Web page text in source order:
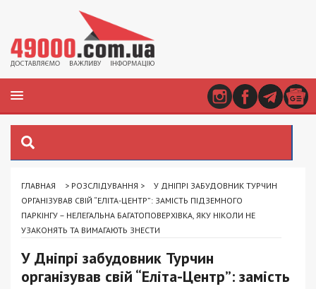
ГЛАВНАЯ > РОЗСЛІДУВАННЯ >
У ДНІПРІ ЗАБУДОВНИК ТУРЧИН
ОРГАНІЗУВАВ СВІЙ “ЕЛІТА-ЦЕНТР”: ЗАМІСТЬ ПІДЗЕМНОГО
ПАРКІНГУ – НЕЛЕГАЛЬНА БАГАТОПОВЕРХІВКА, ЯКУ НІКОЛИ НЕ
УЗАКОНЯТЬ ТА ВИМАГАЮТЬ ЗНЕСТИ
У Дніпрі забудовник Турчин
організував свій “Еліта-Центр”: замість